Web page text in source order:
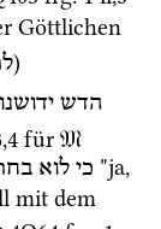
Göttlichen
)
הדש ידושנו
,4 für 𝔐
כי לוא
"ja,
mit dem